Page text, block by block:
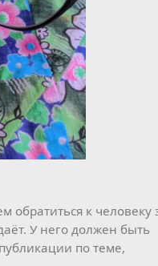
к человеку
У него должен быть
по теме,